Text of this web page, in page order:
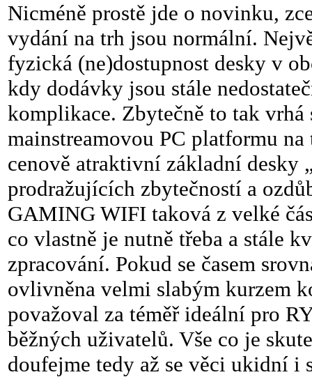
Nicméně prostě jde o novinku,
vydání na trh jsou normální.
fyzická (ne)dostupnost desky v
kdy dodávky jsou stále
komplikace. Zbytečně to tak
mainstreamovou PC platformu
cenově atraktivní základní desky
prodražujících zbytečností a
GAMING WIFI taková z velké
co vlastně je nutně třeba a stále
zpracování. Pokud se časem
ovlivněna velmi slabým kurzem
považoval za téměř ideální pro
běžných uživatelů. Vše co je
doufejme tedy až se věci ukidní i